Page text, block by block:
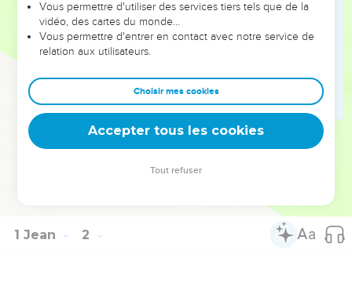
Si nous prétendons n’être coupable d’aucun péché, nous
vivons dans l’illusion, et la vérité n’habite pas en nous.
Si nous reconnaissons nos péchés, il est fidèle et juste et,
purifiera de tout le mal que nous avons commis.
Si nous prétendons ne pas être pécheur, nous faisons de
Dieu un menteur et sa Parole n’est pas en nous.
La Bible Du Semeur Copyright © 1992, 1999 by Biblica, Inc.® Used by permission.
1 Jean 2
Vous permettre d'utiliser des services tiers tels que de la
vidéo, des cartes du monde…
Vous permettre d'entrer en contact avec notre service de
relation aux utilisateurs.
Choisir mes cookies
Accepter tous les cookies
Tout refuser